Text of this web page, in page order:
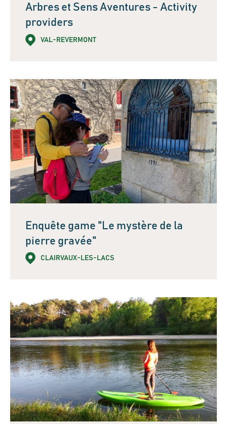
Arbres et Sens Aventures - Activity
providers
VAL-REVERMONT
Enquête game "Le mystère de la
pierre gravée"
CLAIRVAUX-LES-LACS